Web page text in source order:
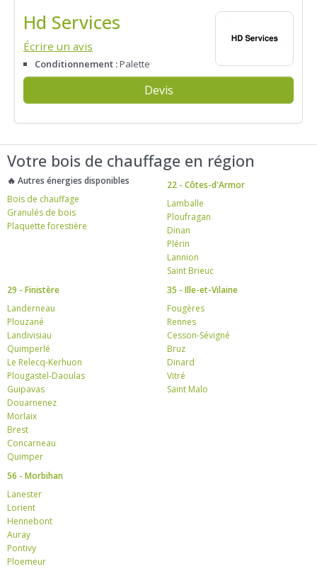
Hd Services
Écrire un avis
Conditionnement :Palette
Devis
Votre bois de chauffage en région
🔥 Autres énergies disponibles
Bois de chauffage
Granulés de bois
Plaquette forestière
22 - Côtes-d'Armor
Lamballe
Ploufragan
Dinan
Plérin
Lannion
Saint Brieuc
29 - Finistère
Landerneau
Plouzané
Landivisiau
Quimperlé
Le Relecq-Kerhuon
Plougastel-Daoulas
Guipavas
Douarnenez
Morlaix
Brest
Concarneau
Quimper
35 - Ille-et-Vilaine
Fougères
Rennes
Cesson-Sévigné
Bruz
Dinard
Vitré
Saint Malo
56 - Morbihan
Lanester
Lorient
Hennebont
Auray
Pontivy
Ploemeur